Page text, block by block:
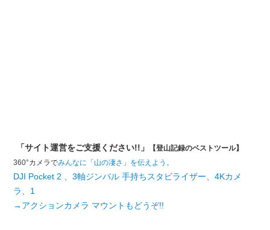
「サイト運営をご支援ください!!」
【登山記録のベストツール】
360°カメラでみんなに「山の凄さ」を伝えよう。
DJI Pocket 2 、3軸ジンバル 手持ちスタビライザー、4Kカメ
ラ、1
→アクションカメラ マウントもどうぞ!!